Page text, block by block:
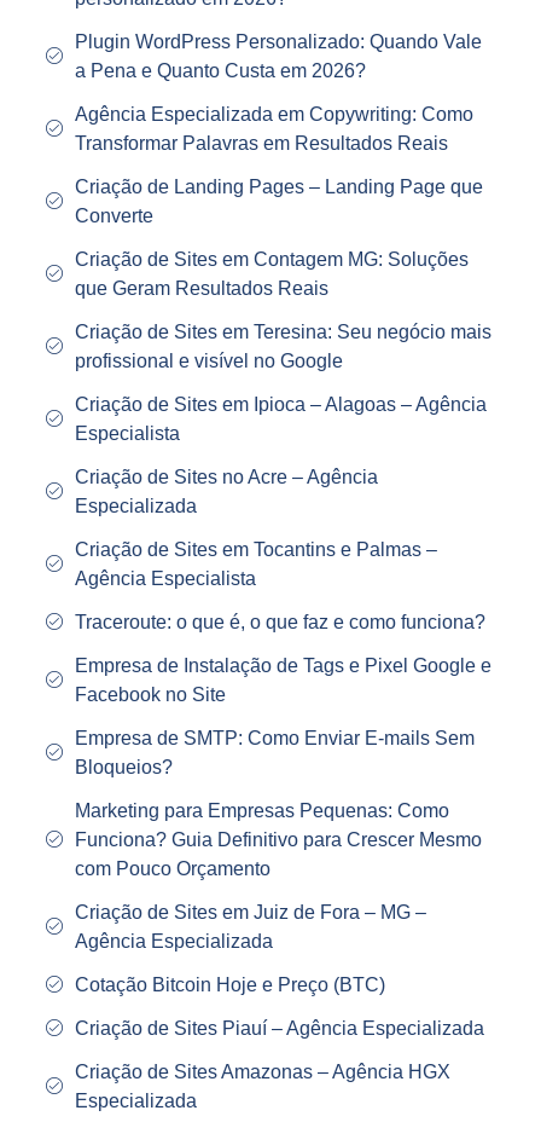
Plugin WordPress Personalizado: Quando Vale
a Pena e Quanto Custa em 2026?
Agência Especializada em Copywriting: Como
Transformar Palavras em Resultados Reais
Criação de Landing Pages – Landing Page que
Converte
Criação de Sites em Contagem MG: Soluções
que Geram Resultados Reais
Criação de Sites em Teresina: Seu negócio mais
profissional e visível no Google
Criação de Sites em Ipioca – Alagoas – Agência
Especialista
Criação de Sites no Acre – Agência
Especializada
Criação de Sites em Tocantins e Palmas –
Agência Especialista
Traceroute: o que é, o que faz e como funciona?
Empresa de Instalação de Tags e Pixel Google e
Facebook no Site
Empresa de SMTP: Como Enviar E-mails Sem
Bloqueios?
Marketing para Empresas Pequenas: Como
Funciona? Guia Definitivo para Crescer Mesmo
com Pouco Orçamento
Criação de Sites em Juiz de Fora – MG –
Agência Especializada
Cotação Bitcoin Hoje e Preço (BTC)
Criação de Sites Piauí – Agência Especializada
Criação de Sites Amazonas – Agência HGX
Especializada